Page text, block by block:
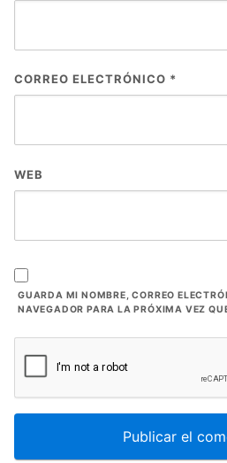
CORREO ELECTRÓNICO *
WEB
GUARDA MI NOMBRE, CORREO
NAVEGADOR PARA LA PRÓXIMA VEZ